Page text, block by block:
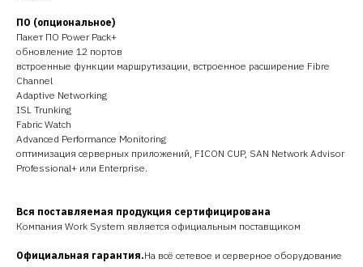
ПО (опциональное)
Пакет ПО Power Pack+
обновление 12 портов
встроенные функции маршрутизации, встроенное расширение Fibre
Channel
Adaptive Networking
ISL Trunking
Fabric Watch
Advanced Performance Monitoring
оптимизация серверных приложений, FICON CUP, SAN Network Advisor
Professional+ или Enterprise.
Вся поставляемая продукция сертифицирована
Компания Work System является официальным поставщиком
Официальная гарантия.На всё сетевое и серверное оборудование